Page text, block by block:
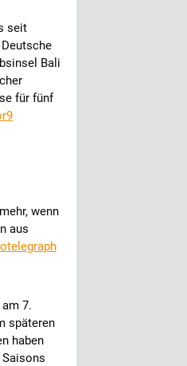
seit
Bali
für fünf
wenn
aus
7.
späteren
haben